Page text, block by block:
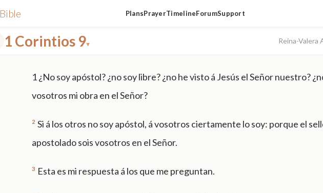
Bible PlansPrayerTimelineForumSupport
1 Corintios 9▾ Reina-Valera
1¿No soy apóstol? ¿no soy libre? ¿no he visto á Jesús el Señor nuestro?
vosotros mi obra en el Señor?
2 Si á los otros no soy apóstol, á vosotros ciertamente lo soy: porque el
apostolado sois vosotros en el Señor.
3 Esta es mi respuesta á los que me preguntan.